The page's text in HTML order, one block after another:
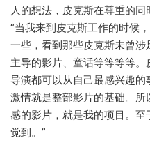
人的想法，皮克斯在尊重的
“当我来到皮克斯工作的时候
一些，看到那些皮克斯未曾
主导的影片、童话等等等等
导演都可以从自己最感兴趣
激情就是整部影片的基础。
感的影片，就是我的项目。
觉到。”